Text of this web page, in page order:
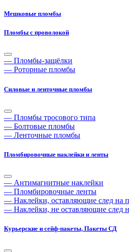
Мешковые пломбы
Пломбы с проволокой
— Пломбы-защёлки
— Роторные пломбы
Силовые и ленточные пломбы
— Пломбы тросового типа
— Болтовые пломбы
— Ленточные пломбы
Пломбировочные наклейки и ленты
— Антимагнитные наклейки
— Пломбировочные ленты
— Наклейки, оставляющие след на
— Наклейки, не оставляющие след
Курьерские и сейф-пакеты, Пакеты СД